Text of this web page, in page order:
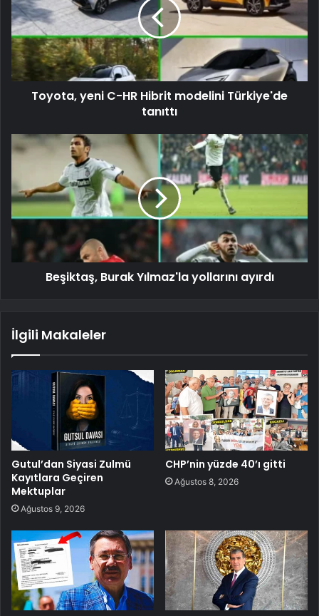
Toyota, yeni C-HR Hibrit modelini Türkiye'de
tanıttı
Beşiktaş, Burak Yılmaz'la yollarını ayırdı
İlgili Makaleler
Gutul’dan Siyasi Zulmü
Kayıtlara Geçiren
Mektuplar
Ağustos 9, 2026
CHP’nin yüzde 40’ı gitti
Ağustos 8, 2026